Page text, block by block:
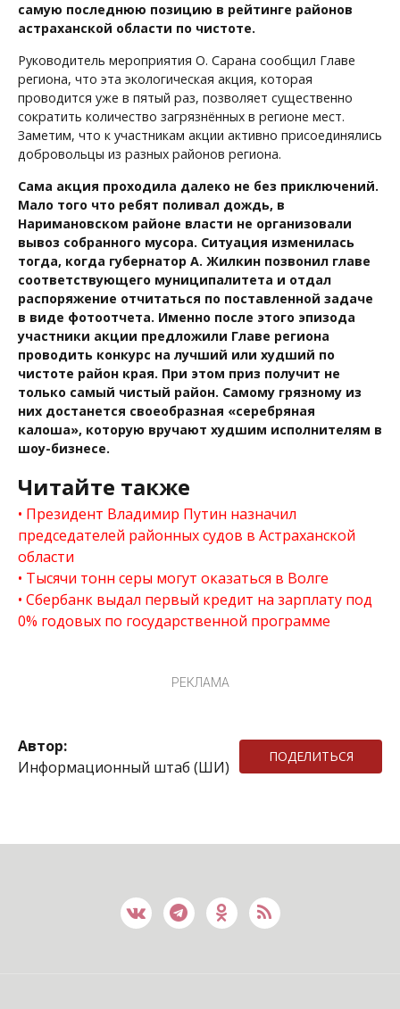
самую последнюю позицию в рейтинге районов
астраханской области по чистоте.
Руководитель мероприятия О. Сарана сообщил Главе
региона, что эта экологическая акция, которая
проводится уже в пятый раз, позволяет существенно
сократить количество загрязнённых в регионе мест.
Заметим, что к участникам акции активно присоединялись
добровольцы из разных районов региона.
Сама акция проходила далеко не без приключений.
Мало того что ребят поливал дождь, в
Наримановском районе власти не организовали
вывоз собранного мусора. Ситуация изменилась
тогда, когда губернатор А. Жилкин позвонил главе
соответствующего муниципалитета и отдал
распоряжение отчитаться по поставленной задаче
в виде фотоотчета. Именно после этого эпизода
участники акции предложили Главе региона
проводить конкурс на лучший или худший по
чистоте район края. При этом приз получит не
только самый чистый район. Самому грязному из
них достанется своеобразная «серебряная
калоша», которую вручают худшим исполнителям в
шоу-бизнесе.
Читайте также
Президент Владимир Путин назначил
председателей районных судов в Астраханской
области
Тысячи тонн серы могут оказаться в Волге
Сбербанк выдал первый кредит на зарплату под
0% годовых по государственной программе
РЕКЛАМА
Автор:
Информационный штаб (ШИ)
ПОДЕЛИТЬСЯ